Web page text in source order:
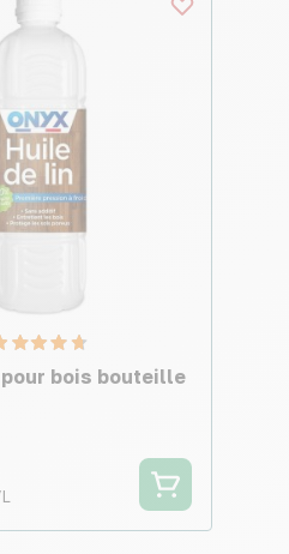
bois bouteille